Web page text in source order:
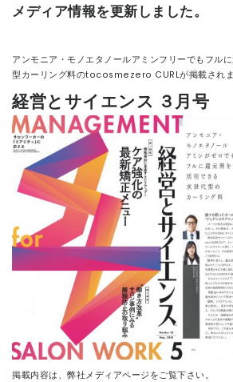
メディア情報を更新しました。
アンモニア・モノエタノールアミンフリーでもフル
型カーリング料のtocosmezero CURLが掲載されま
経営とサイエンス ３月号
掲載内容は、弊社メディアページ をご覧下さい。
RECRUIT
CONTACT